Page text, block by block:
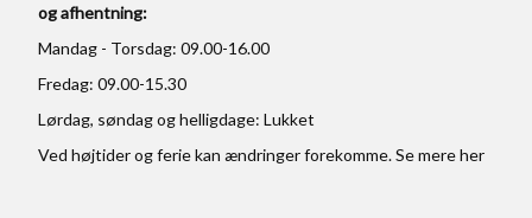
og afhentning:
Mandag - Torsdag: 09.00-16.00
Fredag: 09.00-15.30
Lørdag, søndag og helligdage: Lukket
Ved højtider og ferie kan ændringer forekomme. Se mereher